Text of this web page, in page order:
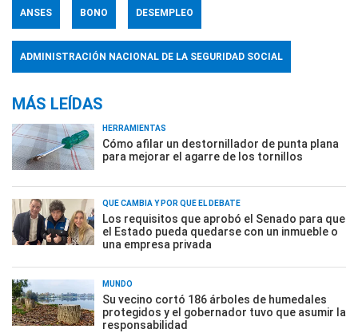
ANSES BONO DESEMPLEO
ADMINISTRACIÓN NACIONAL DE LA SEGURIDAD SOCIAL
MÁS LEÍDAS
HERRAMIENTAS
Cómo afilar un destornillador de punta plana
para mejorar el agarre de los tornillos
QUÉ CAMBIA Y POR QUÉ EL DEBATE
Los requisitos que aprobó el Senado para que
el Estado pueda quedarse con un inmueble o
una empresa privada
MUNDO
Su vecino cortó 186 árboles de humedales
protegidos y el gobernador tuvo que asumir la
responsabilidad